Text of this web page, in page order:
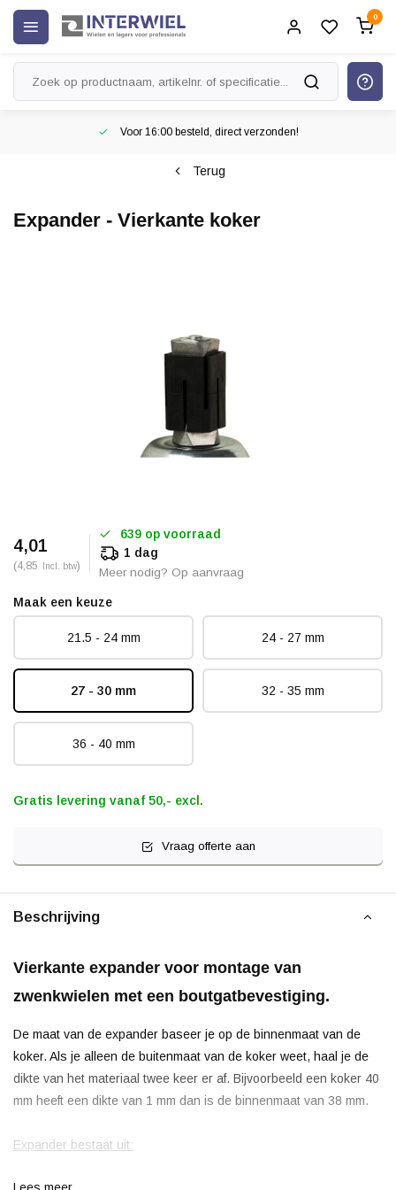
0
Voor 16:00 besteld, direct verzonden!
Terug
Expander - Vierkante koker
4,01
(4,85 Incl. btw)
639 op voorraad
1 dag
Meer nodig? Op aanvraag
Maak een keuze
21.5 - 24 mm 24 - 27 mm
27 - 30 mm 32 - 35 mm
36 - 40 mm
Gratis levering vanaf 50,- excl.
Vraag offerte aan
Beschrijving
Vierkante expander voor montage van
zwenkwielen met een boutgatbevestiging.
De maat van de expander baseer je op de binnenmaat van de
koker. Als je alleen de buitenmaat van de koker weet, haal je de
dikte van het materiaal twee keer er af. Bijvoorbeeld een koker 40
mm heeft een dikte van 1 mm dan is de binnenmaat van 38 mm.
Expander bestaat uit: